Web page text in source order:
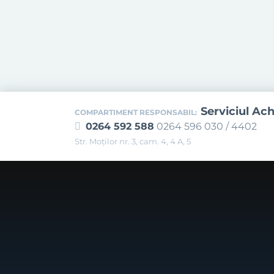
COMPARTIMENT RESPONSABIL: Serviciul
0264 592 588 0264 596 030 / 4402
Str. Moţilor nr. 3, cam. 4, 4 A, 5